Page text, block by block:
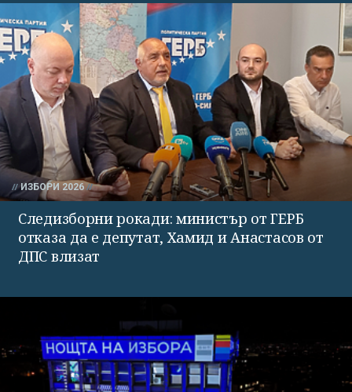
ИЗБОРИ 2026
Следизборни рокади: министър от ГЕРБ
отказа да е депутат, Хамид и Анастасов от
ДПС влизат